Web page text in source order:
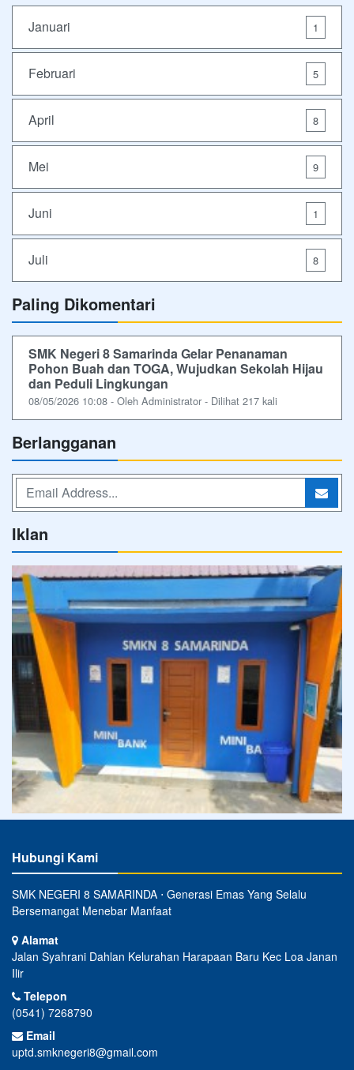
Januari 1
Februari 5
April 8
Mei 9
Juni 1
Juli 8
Paling Dikomentari
SMK Negeri 8 Samarinda Gelar Penanaman
Pohon Buah dan TOGA, Wujudkan Sekolah Hijau
dan Peduli Lingkungan
08/05/2026 10:08 - Oleh Administrator - Dilihat 217 kali
Berlangganan
Iklan
Hubungi Kami
SMK NEGERI 8 SAMARINDA ⋅ Generasi Emas Yang Selalu
Bersemangat Menebar Manfaat
Alamat
Jalan Syahrani Dahlan Kelurahan Harapaan Baru Kec Loa Janan
Ilir
Telepon
(0541) 7268790
Email
uptd.smknegeri8@gmail.com